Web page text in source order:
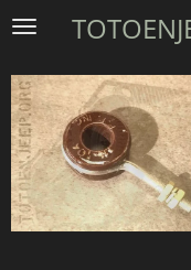
Passer
contenu
principal